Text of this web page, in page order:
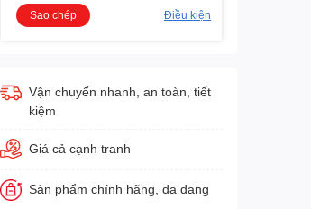
Sao chép Điều kiện
Vận chuyển nhanh, an toàn, tiết
kiệm
Giá cả cạnh tranh
Sản phẩm chính hãng, đa dạng